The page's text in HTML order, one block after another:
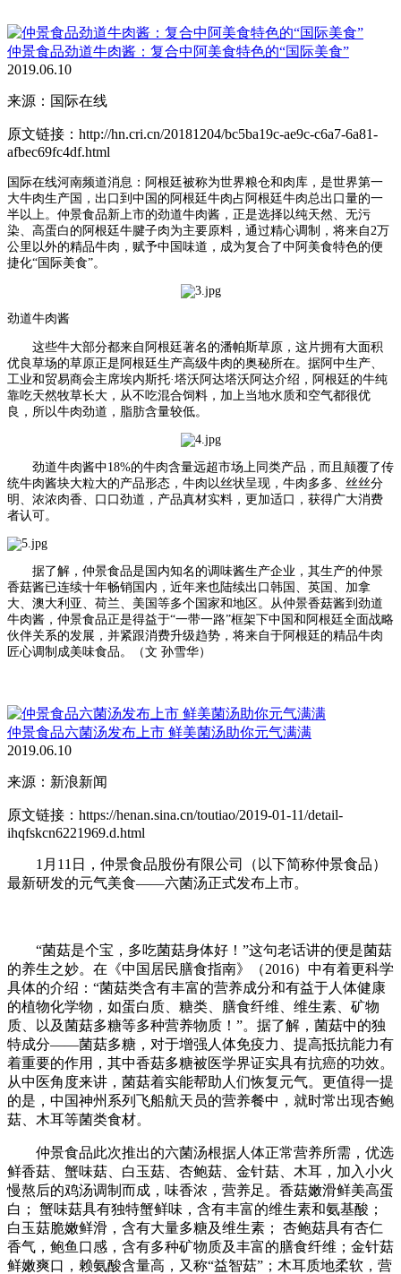
仲景食品劲道牛肉酱：复合中阿美食特色的“国际美食”
2019.06.10
来源：国际在线
原文链接：http://hn.cri.cn/20181204/bc5ba19c-ae9c-c6a7-6a81-
afbec69fc4df.html
国际在线河南频道消息：阿根廷被称为世界粮仓和肉库，是世界第一
大牛肉生产国，出口到中国的阿根廷牛肉占阿根廷牛肉总出口量的一
半以上。仲景食品新上市的劲道牛肉酱，正是选择以纯天然、无污
染、高蛋白的阿根廷牛腱子肉为主要原料，通过精心调制，将来自2万
公里以外的精品牛肉，赋予中国味道，成为复合了中阿美食特色的便
捷化“国际美食”。
劲道牛肉酱
这些牛大部分都来自阿根廷著名的潘帕斯草原，这片拥有大面积
优良草场的草原正是阿根廷生产高级牛肉的奥秘所在。据阿中生产、
工业和贸易商会主席埃内斯托·塔沃阿达塔沃阿达介绍，阿根廷的牛纯
靠吃天然牧草长大，从不吃混合饲料，加上当地水质和空气都很优
良，所以牛肉劲道，脂肪含量较低。
劲道牛肉酱中18%的牛肉含量远超市场上同类产品，而且颠覆了传
统牛肉酱块大粒大的产品形态，牛肉以丝状呈现，牛肉多多、丝丝分
明、浓浓肉香、口口劲道，产品真材实料，更加适口，获得广大消费
者认可。
据了解，仲景食品是国内知名的调味酱生产企业，其生产的仲景
香菇酱已连续十年畅销国内，近年来也陆续出口韩国、英国、加拿
大、澳大利亚、荷兰、美国等多个国家和地区。从仲景香菇酱到劲道
牛肉酱，仲景食品正是得益于“一带一路”框架下中国和阿根廷全面战略
伙伴关系的发展，并紧跟消费升级趋势，将来自于阿根廷的精品牛肉
匠心调制成美味食品。（文 孙雪华）
仲景食品六菌汤发布上市 鲜美菌汤助你元气满满
2019.06.10
来源：新浪新闻
原文链接：https://henan.sina.cn/toutiao/2019-01-11/detail-
ihqfskcn6221969.d.html
1月11日，仲景食品股份有限公司（以下简称仲景食品）
最新研发的元气美食——六菌汤正式发布上市。
“菌菇是个宝，多吃菌菇身体好！”这句老话讲的便是菌菇
的养生之妙。在《中国居民膳食指南》（2016）中有着更科学
具体的介绍：“菌菇类含有丰富的营养成分和有益于人体健康
的植物化学物，如蛋白质、糖类、膳食纤维、维生素、矿物
质、以及菌菇多糖等多种营养物质！”。据了解，菌菇中的独
特成分——菌菇多糖，对于增强人体免疫力、提高抵抗能力有
着重要的作用，其中香菇多糖被医学界证实具有抗癌的功效。
从中医角度来讲，菌菇着实能帮助人们恢复元气。更值得一提
的是，中国神州系列飞船航天员的营养餐中，就时常出现杏鲍
菇、木耳等菌类食材。
仲景食品此次推出的六菌汤根据人体正常营养所需，优选
鲜香菇、蟹味菇、白玉菇、杏鲍菇、金针菇、木耳，加入小火
慢熬后的鸡汤调制而成，味香浓，营养足。香菇嫩滑鲜美高蛋
白； 蟹味菇具有独特蟹鲜味，含有丰富的维生素和氨基酸；
白玉菇脆嫩鲜滑，含有大量多糖及维生素； 杏鲍菇具有杏仁
香气，鲍鱼口感，含有多种矿物质及丰富的膳食纤维；金针菇
鲜嫩爽口，赖氨酸含量高，又称“益智菇”；木耳质地柔软，营